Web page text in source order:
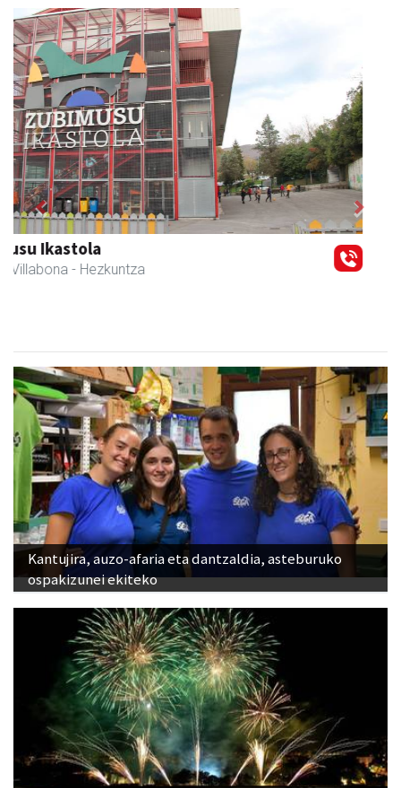
Iraola aholkularitza
Amasa-Villabona - Abokatuak
Previous Next
Kantujira, auzo-afaria eta dantzaldia, asteburuko
ospakizunei ekiteko